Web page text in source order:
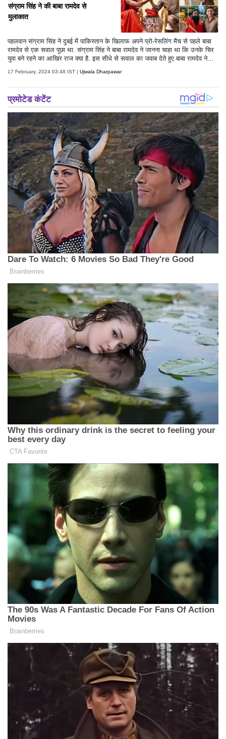
संग्राम सिंह ने की बाबा रामदेव से
मुलाकात
पहलवान संग्राम सिंह ने दुबई में पाकिस्तान के खिलाफ अपने प्रो-रेसलिंग मैच से पहले बाबा
रामदेव से एक सवाल पूछा था. संग्राम सिंह ने बाबा रामदेव ने जानना चाहा था कि उनके चिर
युवा बने रहने का आखिर राज क्या है. इस सीधे से सवाल का जवाब देते हुए बाबा रामदेव ने
गाएं. यह एक बड़ा सीधा सा फॉर्मूला है.`
17 February, 2024 03:48 IST | Ujwala Dharpawar